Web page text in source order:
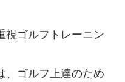
視ゴルフトレーニン
、ゴルフ上達のため